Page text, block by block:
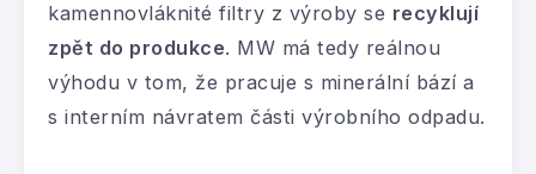
kamennovláknité filtry z výroby se recyklují
zpět do produkce. MW má tedy reálnou
výhodu v tom, že pracuje s minerální bází a
s interním návratem části výrobního odpadu.